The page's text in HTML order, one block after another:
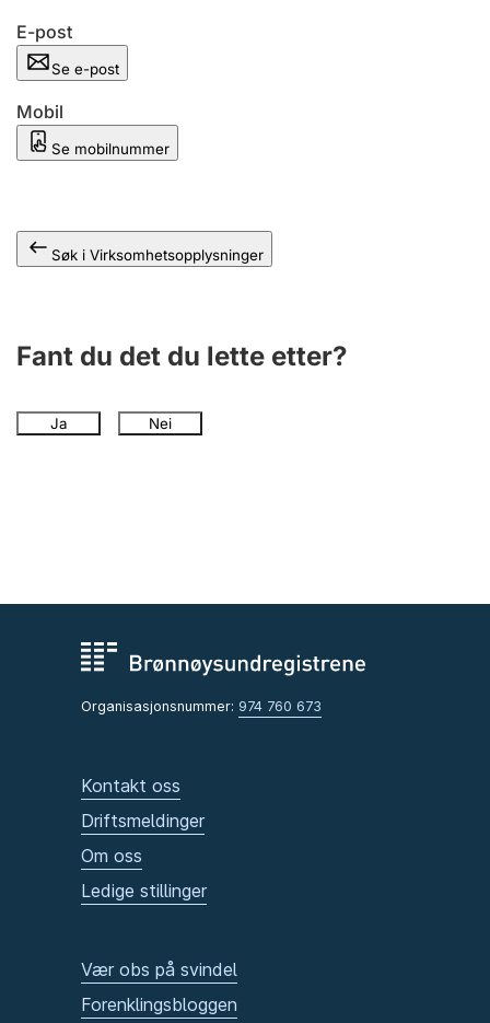
Andre tema
E-post
Se e-post
Mobil
Se mobilnummer
Søk i Virksomhetsopplysninger
Fant du det du lette etter?
Ja Nei
Organisasjonsnummer: 974 760 673
Kontakt oss
Driftsmeldinger
Om oss
Ledige stillinger
Vær obs på svindel
Forenklingsbloggen